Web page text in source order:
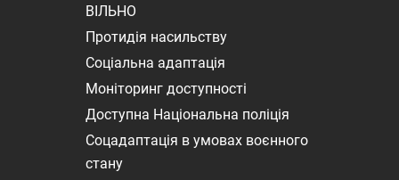
ВІЛЬНО
Протидія насильству
Соціальна адаптація
Моніторинг доступності
Доступна Національна поліція
Соцадаптація в умовах воєнного
стану